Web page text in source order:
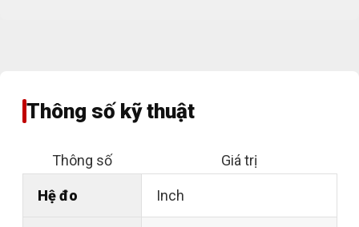
Thông số kỹ thuật
Thông số Giá trị
Hệ đo Inch